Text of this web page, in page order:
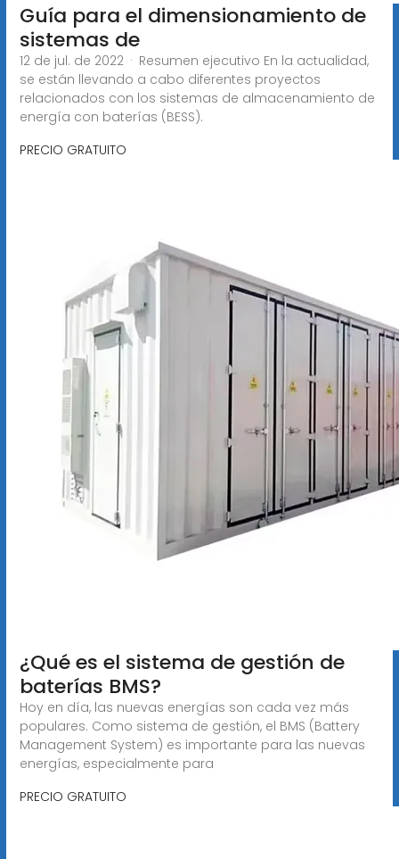
Guía para el dimensionamiento de
sistemas de
12 de jul. de 2022 · Resumen ejecutivo En la actualidad,
se están llevando a cabo diferentes proyectos
relacionados con los sistemas de almacenamiento de
energía con baterías (BESS).
PRECIO GRATUITO
¿Qué es el sistema de gestión de
baterías BMS?
Hoy en día, las nuevas energías son cada vez más
populares. Como sistema de gestión, el BMS (Battery
Management System) es importante para las nuevas
energías, especialmente para
PRECIO GRATUITO